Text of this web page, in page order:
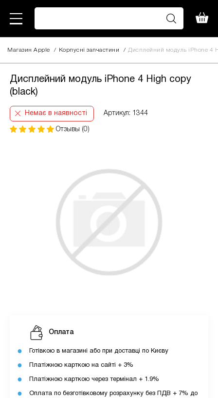
Магазин Apple / Корпусні запчастини / Дисплейний модуль iPhone 4
Дисплейний модуль iPhone 4 High copy
(black)
Немає в наявності Артикул: 1344
Отзывы (0)
Оплата
Готівкою в магазині або при доставці по Києву
Платіжною карткою на сайті + 3%
Платіжною карткою через термінал + 1.9%
Оплата по безготівковому розрахунку без ПДВ + 7% до